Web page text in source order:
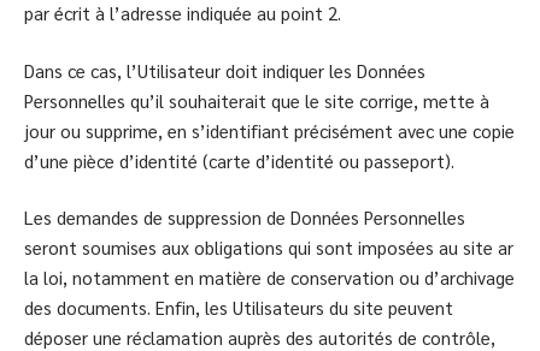
par écrit à l’adresse indiquée au point 2.
Dans ce cas, l’Utilisateur doit indiquer les Données
Personnelles qu’il souhaiterait que le site corrige, mette à
jour ou supprime, en s’identifiant précisément avec une copie
d’une pièce d’identité (carte d’identité ou passeport).
Les demandes de suppression de Données Personnelles
seront soumises aux obligations qui sont imposées au site ar
la loi, notamment en matière de conservation ou d’archivage
des documents. Enfin, les Utilisateurs du site peuvent
déposer une réclamation auprès des autorités de contrôle,